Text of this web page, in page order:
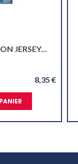
JERSEY...
8,35 €